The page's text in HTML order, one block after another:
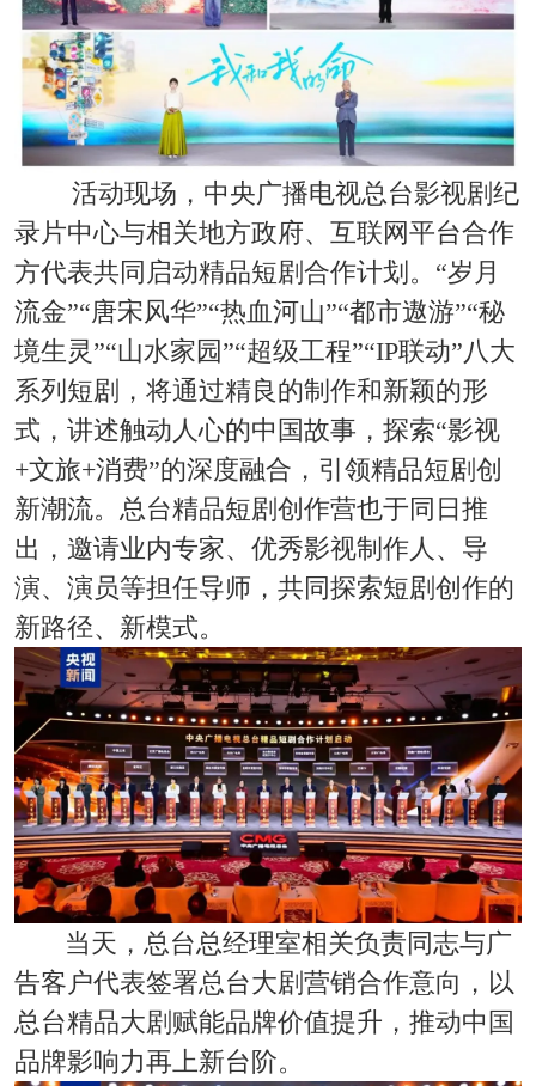
活动现场，中央广播电视总台影视剧纪
录片中心与相关地方政府、互联网平台合作
方代表共同启动精品短剧合作计划。“岁月
流金”“唐宋风华”“热血河山”“都市遨游”“秘
境生灵”“山水家园”“超级工程”“IP联动”八大
系列短剧，将通过精良的制作和新颖的形
式，讲述触动人心的中国故事，探索“影视
+文旅+消费”的深度融合，引领精品短剧创
新潮流。总台精品短剧创作营也于同日推
出，邀请业内专家、优秀影视制作人、导
演、演员等担任导师，共同探索短剧创作的
新路径、新模式。
当天，总台总经理室相关负责同志与广
告客户代表签署总台大剧营销合作意向，以
总台精品大剧赋能品牌价值提升，推动中国
品牌影响力再上新台阶。